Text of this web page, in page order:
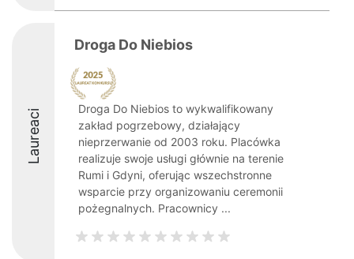
Laureaci
Droga Do Niebios
Droga Do Niebios to wykwalifikowany
zakład pogrzebowy, działający
nieprzerwanie od 2003 roku. Placówka
realizuje swoje usługi głównie na terenie
Rumi i Gdyni, oferując wszechstronne
wsparcie przy organizowaniu ceremonii
pożegnalnych. Pracownicy ...